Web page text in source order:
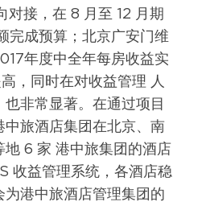
对接，在 8 月至 12 月期
完成预算；北京广安门维
年度中全年每房收益实
，同时在对收益管理 人
也非常显著。在通过项目
中旅酒店集团在北京、南
地 6 家 港中旅集团的酒店
收益管理系统，各酒店稳
为港中旅酒店管理集团的